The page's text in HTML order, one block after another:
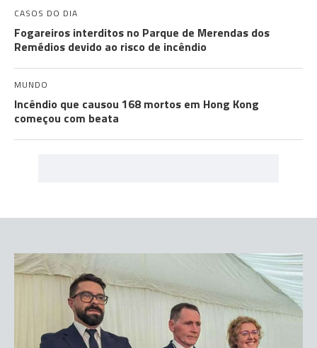
CASOS DO DIA
Fogareiros interditos no Parque de Merendas dos
Remédios devido ao risco de incêndio
MUNDO
Incêndio que causou 168 mortos em Hong Kong
começou com beata